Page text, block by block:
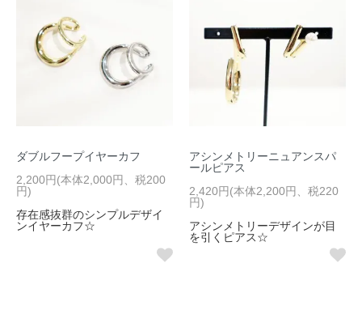
ダブルフープイヤーカフ
2,200円(本体2,000円、税200
円)
存在感抜群のシンプルデザイ
ンイヤーカフ☆
アシンメトリーニュアンスパ
ールピアス
2,420円(本体2,200円、税220
円)
アシンメトリーデザインが目
を引くピアス☆